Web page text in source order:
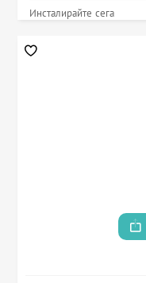
Инсталирайте сега